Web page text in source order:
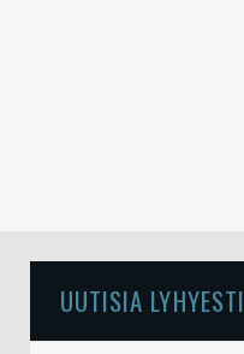
UUTISIA LYHYESTI